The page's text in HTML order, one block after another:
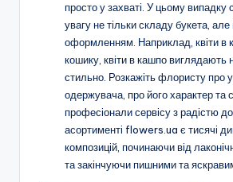
просто у захваті. У цьому випадку
увагу не тільки складу букета,
оформленням. Наприклад, квіти в
кошику, квіти в кашпо виглядають
стильно. Розкажіть флористу про
одержувача, про його характер та
професіонали сервісу з радістю
асортименті flowers.ua є тисячі
композицій, починаючи від
та закінчуючи пишними та